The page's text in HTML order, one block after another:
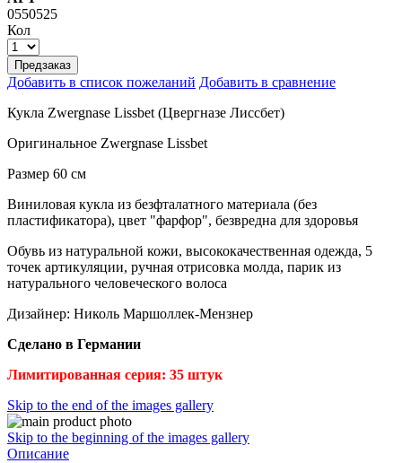
0550525
Кол
Предзаказ
Добавить в список пожеланий Добавить в сравнение
Кукла Zwergnase Lissbet (Цвергназе Лиссбет)
Оригинальное Zwergnase Lissbet
Размер 60 см
Виниловая кукла из безфталатного материала (без
пластификатора), цвет "фарфор", безвредна для здоровья
Обувь из натуральной кожи, высококачественная одежда, 5
точек артикуляции, ручная отрисовка молда, парик из
натурального человеческого волоса
Дизайнер: Николь Маршоллек-Мензнер
Сделано в Германии
Лимитированная серия: 35 штук
Skip to the end of the images gallery
Skip to the beginning of the images gallery
Описание